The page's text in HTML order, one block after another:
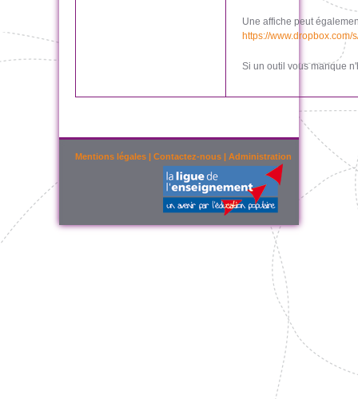
Une affiche peut
https://
Si un outil vous manque
Mentions légales | Contactez-nous | Administration